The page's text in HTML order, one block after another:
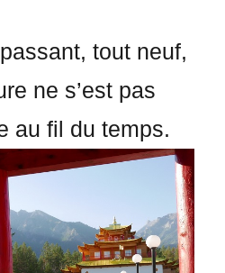
tout neuf,
ne s’est pas
au fil du temps.